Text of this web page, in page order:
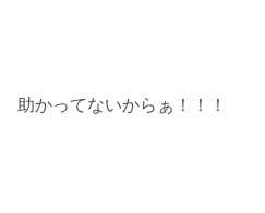
助かってないからぁ！！！